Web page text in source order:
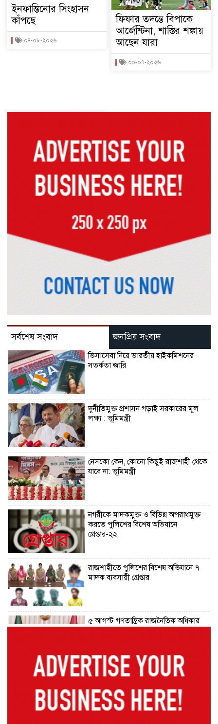
ইনফান্তিনোর সিংহাসন
কাঁপছে
০৪-০৮-২০২৬
ফিফার তদন্তে বিপাকে
আর্জেন্টিনা, শাস্তির শঙ্কায়
আছেন যারা
৩০-০৭-২০২৬
সর্বশেষ সংবাদ জনপ্রিয় সংবাদ
ভিসাসেবা নিয়ে ভারতীয় হাইকমিশনের
সতর্কতা জারি
দুর্নীতিমুক্ত প্রশাসন গড়াই সরকারের মূল
লক্ষ্য : ভূমিমন্ত্রী
নেসকো কেন, কোনো কিছুই রাজশাহী থেকে
যাবে না: ভূমিমন্ত্রী
নগরীকে মাদকমুক্ত ও বিভিন্ন অপরাধমুক্ত
করতে পুলিশের বিশেষ অভিযানে
গ্রেপ্তার-২২
রাজশাহীতে পুলিশের বিশেষ অভিযানে ৭
মাদক ব্যবসায়ী গ্রেপ্তার
৫ আগস্ট গণতান্ত্রিক রাজনৈতিক অধিকার
নেইমারের দুর্দান্ত অ্যাসিস্টে কোয়ার্টার